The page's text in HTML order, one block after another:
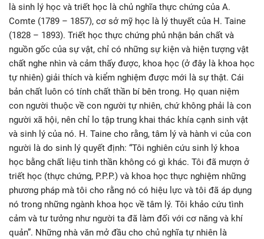
là sinh lý học và triết học là chủ nghĩa thực chứng của A.
Comte (1789 – 1857), cơ sở mỹ học là lý thuyết của H. Taine
(1828 – 1893). Triết học thực chứng phủ nhận bản chất và
nguồn gốc của sự vật, chỉ có những sự kiện và hiện tượng vật
chất nghe nhìn và cảm thấy được, khoa học (ở đây là khoa học
tự nhiên) giải thích và kiểm nghiệm được mới là sự thật. Cái
bản chất luôn có tính chất thần bí bên trong. Họ quan niệm
con người thuộc về con người tự nhiên, chứ không phải là con
người xã hội, nên chỉ lo tập trung khai thác khía cạnh sinh vật
và sinh lý của nó. H. Taine cho rằng, tâm lý và hành vi của con
người là do sinh lý quyết định: “Tôi nghiên cứu sinh lý khoa
học bằng chất liệu tinh thần không có gì khác. Tôi đã mượn ở
triết học (thực chứng, P.P.P.) và khoa học thực nghiệm những
phương pháp mà tôi cho rằng nó có hiệu lực và tôi đã áp dụng
nó trong những ngành khoa học về tâm lý. Tôi khảo cứu tình
cảm và tư tưởng như người ta đã làm đối với cơ năng và khí
quản”. Những nhà văn mở đầu cho chủ nghĩa tự nhiên là